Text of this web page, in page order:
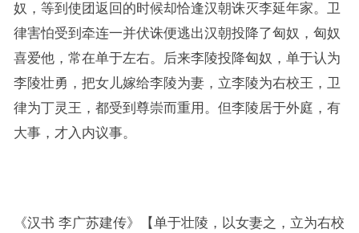
奴，等到使团返回的时候却恰逢汉朝诛灭李延年家。卫
律害怕受到牵连一并伏诛便逃出汉朝投降了匈奴，匈奴
喜爱他，常在单于左右。后来李陵投降匈奴，单于认为
李陵壮勇，把女儿嫁给李陵为妻，立李陵为右校王，卫
律为丁灵王，都受到尊崇而重用。但李陵居于外庭，有
大事，才入内议事。
《汉书 李广苏建传》【单于壮陵，以女妻之，立为右校